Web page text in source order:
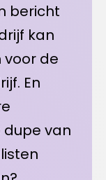
bericht
kan
de
En
van